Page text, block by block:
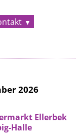
2026
Ellerbek
Halle